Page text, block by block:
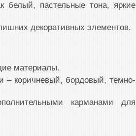
белый, пастельные тона, яркие
декоративных элементов.
материалы.
– коричневый, бордовый, темно-
карманами для